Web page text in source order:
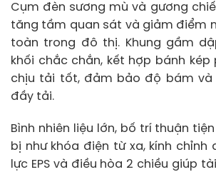
Cụm đèn sương mù và gương
tăng tầm quan sát và giảm điểm
toàn trong đô thị. Khung gầm
khối chắc chắn, kết hợp bánh kép
chịu tải tốt, đảm bảo độ bám và
đầy tải.
Bình nhiên liệu lớn, bố trí thuận
bị như khóa điện từ xa, kính chỉnh
lực EPS và điều hòa 2 chiều giúp